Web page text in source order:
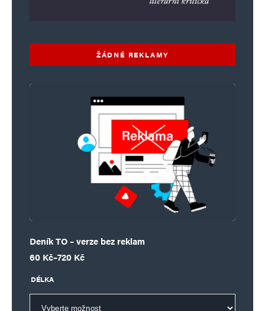
ŽÁDNÉ REKLAMY
Deník TO – verze bez reklam
60 Kč–720 Kč
Rozpětí cen: 60 Kč až 720 Kč
DÉLKA